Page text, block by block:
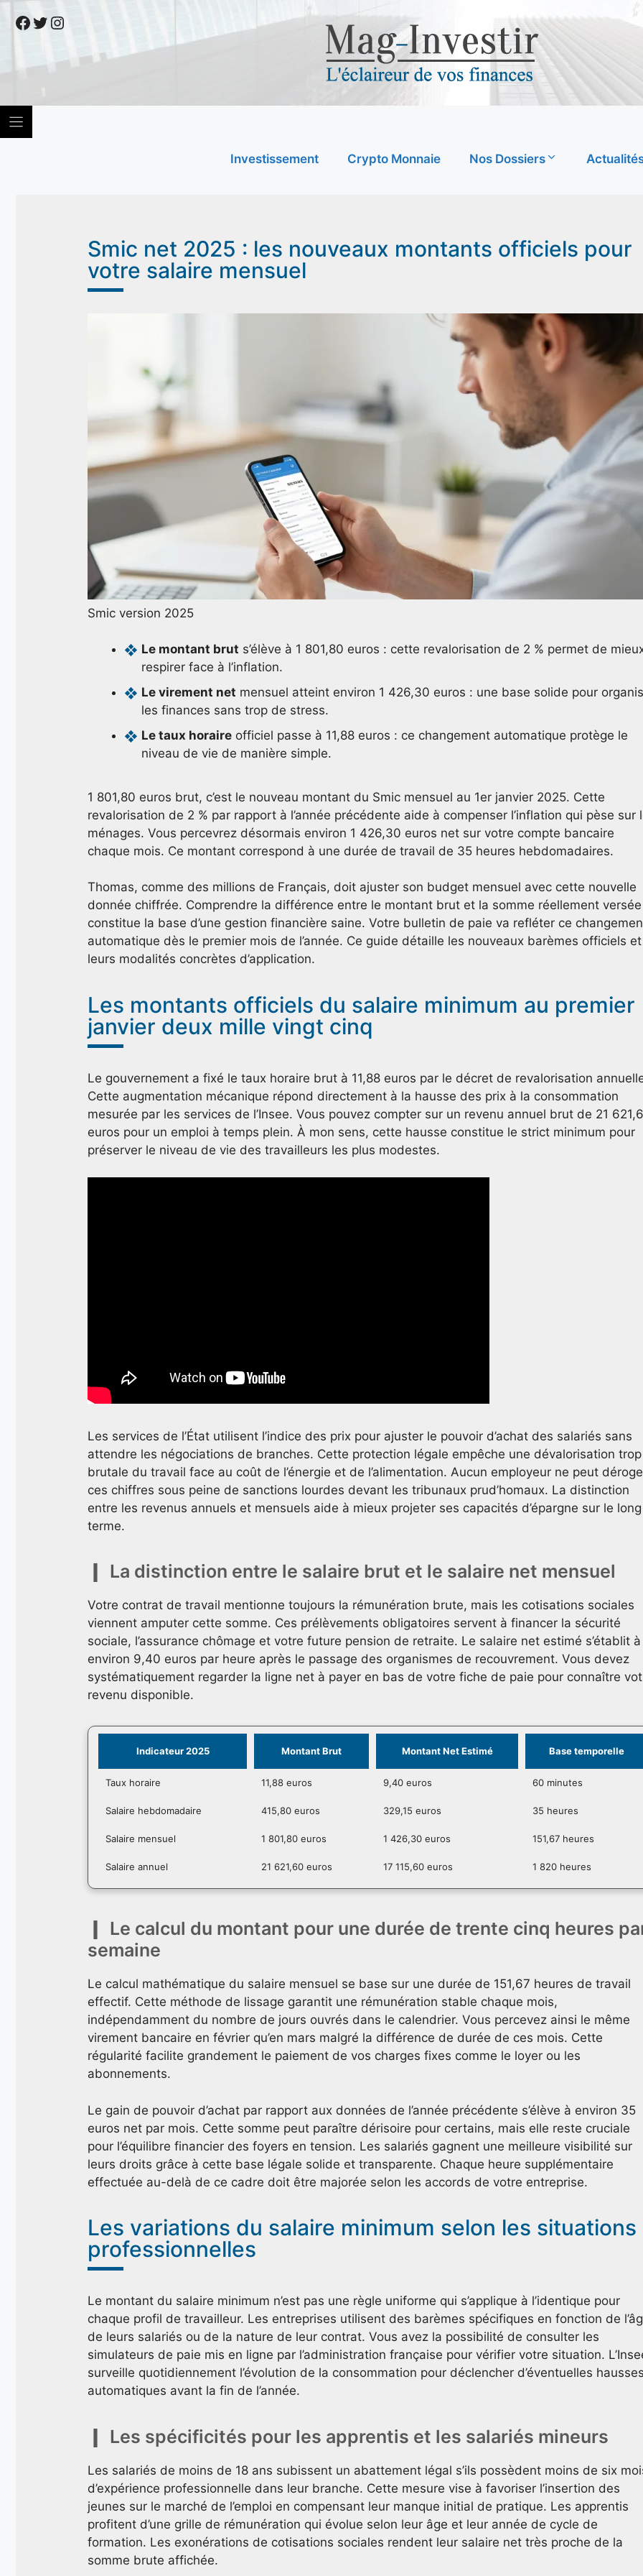
Facebook
Twitter
Instagram
Investissement Crypto Monnaie Nos Dossiers
Smic net 2025 : les nouveaux montants officiels pour
votre salaire mensuel
Smic version 2025
Le montant brut s’élève à 1 801,80 euros : cette revalorisation de 2 % permet de
respirer face à l’inflation.
Le virement net mensuel atteint environ 1 426,30 euros : une base solide pour
les finances sans trop de stress.
Le taux horaire officiel passe à 11,88 euros : ce changement automatique protège le
niveau de vie de manière simple.
1 801,80 euros brut, c’est le nouveau montant du Smic mensuel au 1er janvier 2025. Cette
revalorisation de 2 % par rapport à l’année précédente aide à compenser l’inflation qui pèse sur
ménages. Vous percevrez désormais environ 1 426,30 euros net sur votre compte bancaire
chaque mois. Ce montant correspond à une durée de travail de 35 heures hebdomadaires.
Thomas, comme des millions de Français, doit ajuster son budget mensuel avec cette nouvelle
donnée chiffrée. Comprendre la différence entre le montant brut et la somme réellement versée
constitue la base d’une gestion financière saine. Votre bulletin de paie va refléter ce
automatique dès le premier mois de l’année. Ce guide détaille les nouveaux barèmes officiels et
leurs modalités concrètes d’application.
Les montants officiels du salaire minimum au premier
janvier deux mille vingt cinq
Le gouvernement a fixé le taux horaire brut à 11,88 euros par le décret de revalorisation
Cette augmentation mécanique répond directement à la hausse des prix à la consommation
mesurée par les services de l’Insee. Vous pouvez compter sur un revenu annuel brut de 21
euros pour un emploi à temps plein. À mon sens, cette hausse constitue le strict minimum pour
préserver le niveau de vie des travailleurs les plus modestes.
Les services de l’État utilisent l’indice des prix pour ajuster le pouvoir d’achat des salariés sans
attendre les négociations de branches. Cette protection légale empêche une dévalorisation trop
brutale du travail face au coût de l’énergie et de l’alimentation. Aucun employeur ne peut
ces chiffres sous peine de sanctions lourdes devant les tribunaux prud’homaux. La distinction
entre les revenus annuels et mensuels aide à mieux projeter ses capacités d’épargne sur le long
terme.
La distinction entre le salaire brut et le salaire net mensuel
Votre contrat de travail mentionne toujours la rémunération brute, mais les cotisations sociales
viennent amputer cette somme. Ces prélèvements obligatoires servent à financer la sécurité
sociale, l’assurance chômage et votre future pension de retraite. Le salaire net estimé s’établit à
environ 9,40 euros par heure après le passage des organismes de recouvrement. Vous devez
systématiquement regarder la ligne net à payer en bas de votre fiche de paie pour connaître
revenu disponible.
Indicateur 2025 Montant Brut Montant Net Estimé Base temporelle
Taux horaire 11,88 euros 9,40 euros 60 minutes
Salaire hebdomadaire 415,80 euros 329,15 euros 35 heures
Salaire mensuel 1 801,80 euros 1 426,30 euros 151,67 heures
Salaire annuel 21 621,60 euros 17 115,60 euros 1 820 heures
Le calcul du montant pour une durée de trente cinq heures
semaine
Le calcul mathématique du salaire mensuel se base sur une durée de 151,67 heures de travail
effectif. Cette méthode de lissage garantit une rémunération stable chaque mois,
indépendamment du nombre de jours ouvrés dans le calendrier. Vous percevez ainsi le même
virement bancaire en février qu’en mars malgré la différence de durée de ces mois. Cette
régularité facilite grandement le paiement de vos charges fixes comme le loyer ou les
abonnements.
Le gain de pouvoir d’achat par rapport aux données de l’année précédente s’élève à environ 35
euros net par mois. Cette somme peut paraître dérisoire pour certains, mais elle reste cruciale
pour l’équilibre financier des foyers en tension. Les salariés gagnent une meilleure visibilité sur
leurs droits grâce à cette base légale solide et transparente. Chaque heure supplémentaire
effectuée au-delà de ce cadre doit être majorée selon les accords de votre entreprise.
Les variations du salaire minimum selon les situations
professionnelles
Le montant du salaire minimum n’est pas une règle uniforme qui s’applique à l’identique pour
chaque profil de travailleur. Les entreprises utilisent des barèmes spécifiques en fonction de
de leurs salariés ou de la nature de leur contrat. Vous avez la possibilité de consulter les
simulateurs de paie mis en ligne par l’administration française pour vérifier votre situation.
surveille quotidiennement l’évolution de la consommation pour déclencher d’éventuelles
automatiques avant la fin de l’année.
Les spécificités pour les apprentis et les salariés mineurs
Les salariés de moins de 18 ans subissent un abattement légal s’ils possèdent moins de six
d’expérience professionnelle dans leur branche. Cette mesure vise à favoriser l’insertion des
jeunes sur le marché de l’emploi en compensant leur manque initial de pratique. Les apprentis
profitent d’une grille de rémunération qui évolue selon leur âge et leur année de cycle de
formation. Les exonérations de cotisations sociales rendent leur salaire net très proche de la
somme brute affichée.